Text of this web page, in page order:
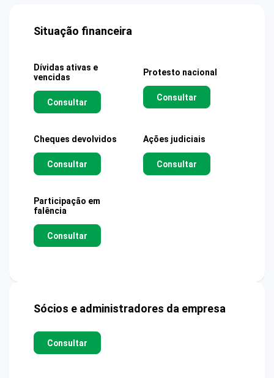
Situação financeira
Dívidas ativas e
vencidas
Consultar
Protesto nacional
Consultar
Cheques devolvidos
Consultar
Ações judiciais
Consultar
Participação em
falência
Consultar
Sócios e administradores da empresa
Consultar